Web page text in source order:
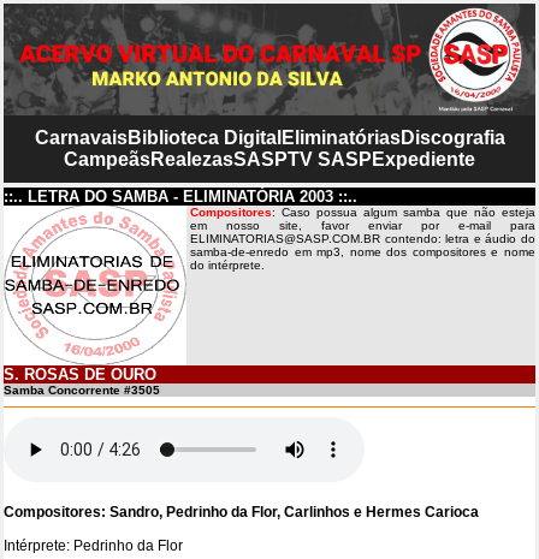
CarnavaisBiblioteca Digital EliminatóriasDiscografia
CampeãsRealezasSASPTV SASP Expediente
::.. LETRA DO SAMBA - ELIMINATÓRIA 2003 ::..
Compositores: Caso possua algum samba que não esteja
em nosso site, favor enviar por e-mail para
ELIMINATORIAS@SASP.COM.BR contendo: letra e áudio do
samba-de-enredo em mp3, nome dos compositores e nome
do intérprete.
S. ROSAS DE OURO
Samba Concorrente #3505
Compositores: Sandro, Pedrinho da Flor, Carlinhos e Hermes Carioca
Intérprete: Pedrinho da Flor